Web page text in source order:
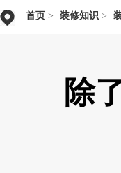
首页 > 装修知识 >
除